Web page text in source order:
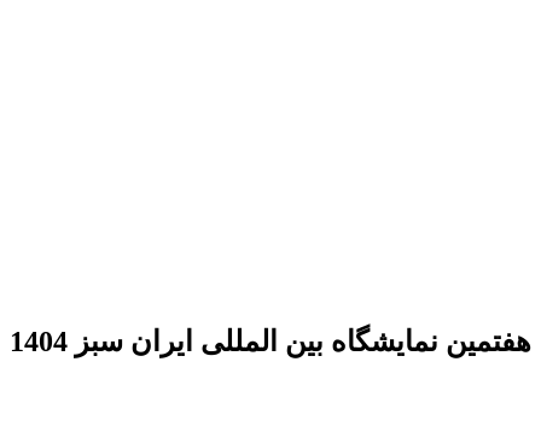
هفتمین نمایشگاه بین المللی ایران سبز 1404